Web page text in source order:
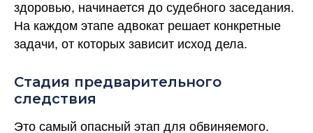
здоровью, начинается до судебного заседания.
На каждом этапе адвокат решает конкретные
задачи, от которых зависит исход дела.
Стадия предварительного
следствия
Это самый опасный этап для обвиняемого.